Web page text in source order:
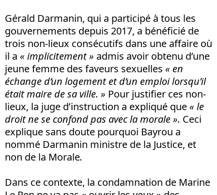
Gérald Darmanin, qui a participé à tous les
gouvernements depuis 2017, a bénéficié de
trois non-lieux consécutifs dans une affaire où
il a « implicitement » admis avoir obtenu d’une
jeune femme des faveurs sexuelles « en
échange d’un logement et d’un emploi lorsqu’il
était maire de sa ville. » Pour justifier ces non-
lieux, la juge d’instruction a expliqué que « le
droit ne se confond pas avec la morale ». Ceci
explique sans doute pourquoi Bayrou a
nommé Darmanin ministre de la Justice, et
non de la Morale.
Dans ce contexte, la condamnation de Marine